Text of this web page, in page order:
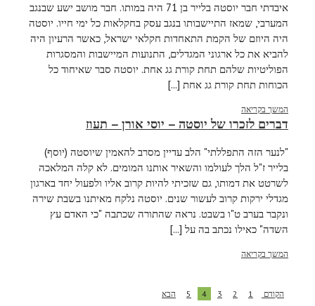
איבדתי חבר יוסטה בלייר בן 71 היה במותו. חבר מושב ישע שבנגב
המערבי, שמאז התיישבותו בנגב עסק בחקלאות כל ימי חייו. יוסטה
היה היוזם של הקמת התאחדות חקלאי ישראל, כאשר הרעיון היה
להביא את כל ארגוני המגדלים, התנועות המיישבות והמסגרות
הפוליטיות שלהם תחת קורת גג אחת. יוסטה סבר שאיחוד כל
הכוחות תחת קורת גג אחת [...]
המשך בקריאה
דברים לזכרו של יוסטה – יוסי אורן – תעוז
"לנער הזה התפללתי" הלב עדיין מסרב להאמין שיוסטה (יוסף)
בלייר ז"ל הלך לעולמו והשאיר אותנו המומים. לא קלה המלאכה
לשרטט את דמותו, גם שזכיתי להיות קרוב אליו ולפעול יחד בארגון
מגדלי ירקות קרוב לעשור שנים. יוסטה נלקח מאיתנו בשבת שירה
ונקבר בערב ט"ו בשבט. נראה שהתורה שכתבה "כי האדם עץ
השדה" כאילו נכתב בה על [...]
המשך בקריאה
הקודם 1
2
3
4
5 הבא